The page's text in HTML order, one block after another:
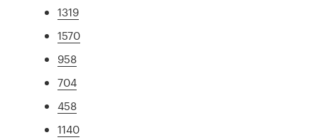
1319
1570
958
704
458
1140